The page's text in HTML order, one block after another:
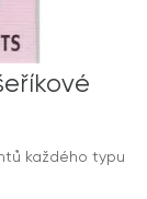
každého typu